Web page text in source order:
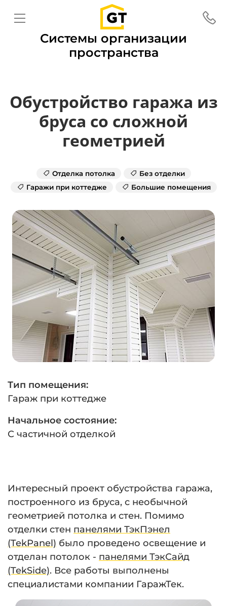
Системы организации
пространства
Обустройство гаража из
бруса со сложной
геометрией
Отделка потолка
Без отделки
Гаражи при коттедже
Большие помещения
Тип помещения:
Гараж при коттедже
Начальное состояние:
С частичной отделкой
Интересный проект обустройства гаража,
построенного из бруса, с необычной
геометрией потолка и стен. Помимо
отделки стен панелями ТэкПэнел
(TekPanel) было проведено освещение и
отделан потолок - панелями ТэкСайд
(TekSide). Все работы выполнены
специалистами компании ГаражТек.